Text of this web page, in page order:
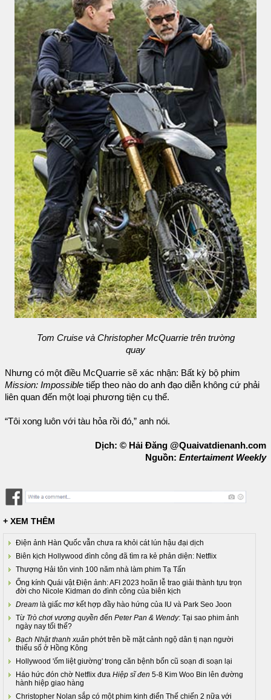
Tom Cruise và Christopher McQuarrie trên trường
quay
Nhưng có một điều McQuarrie sẽ xác nhận: Bất kỳ bộ phim
Mission: Impossible tiếp theo nào do anh đạo diễn không cứ phải
liên quan đến một loại phương tiện cụ thể.
“Tôi xong luôn với tàu hỏa rồi đó,” anh nói.
Dịch: © Hải Đăng @Quaivatdienanh.com
Nguồn: Entertaiment Weekly
+ XEM THÊM
Điện ảnh Hàn Quốc vẫn chưa ra khỏi cát lún hậu đại dịch
Biên kịch Hollywood đình công đã tìm ra kẻ phản diện: Netflix
Thượng Hải tôn vinh 100 năm nhà làm phim Tạ Tấn
Ống kính Quái vật Điện ảnh: AFI 2023 hoãn lễ trao giải thành tựu trọn
đời cho Nicole Kidman do đình công của biên kịch
Dream là giấc mơ kết hợp đầy hào hứng của IU và Park Seo Joon
Từ Trò chơi vương quyền đến Peter Pan & Wendy: Tại sao phim ảnh
ngày nay tối thế?
Bạch Nhật thanh xuân phớt trên bề mặt cảnh ngộ dân tị nạn người
thiểu số ở Hồng Kông
Hollywood 'ốm liệt giường' trong căn bệnh bổn cũ soạn đi soạn lại
Háo hức đón chờ Netflix đưa Hiệp sĩ đen 5-8 Kim Woo Bin lên đường
hành hiệp giao hàng
Christopher Nolan sắp có một phim kinh điển Thế chiến 2 nữa với